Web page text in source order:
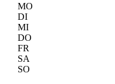
MO
DI
MI
DO
FR
SA
SO